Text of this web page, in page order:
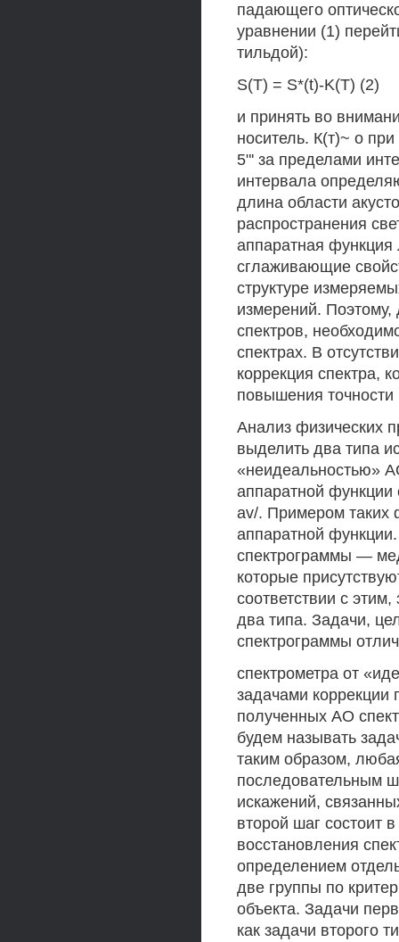
падающего
уравнении (1)
тильдой):
S(T) = S*(t)-K(T) (2)
и принять во
носитель. К(т)~ о
5"' за пределами
интервала
длина области
распространения
аппаратная
сглаживающие
структуре
измерений.
спектров,
спектрах. В
коррекция спектра,
повышения точности
Анализ физических
выделить два типа
«неидеальностью»
аппаратной функции
av/. Примером таких
аппаратной
спектрограммы —
которые
соответствии с
два типа. Задачи,
спектрограммы
спектрометра от
задачами коррекции
полученных АО
будем называть
таким образом,
последовательным
искажений,
второй шаг состоит
восстановления
определением
две группы по
объекта. Задачи
как задачи второго